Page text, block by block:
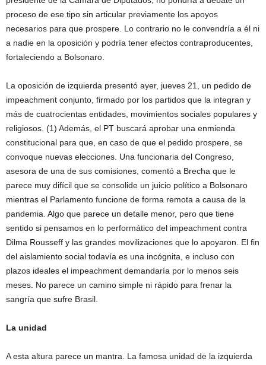
proceso de ese tipo sin articular previamente los apoyos
necesarios para que prospere. Lo contrario no le convendría a él ni
a nadie en la oposición y podría tener efectos contraproducentes,
fortaleciendo a Bolsonaro.
La oposición de izquierda presentó ayer, jueves 21, un pedido de
impeachment conjunto, firmado por los partidos que la integran y
más de cuatrocientas entidades, movimientos sociales populares y
religiosos. (1) Además, el PT buscará aprobar una enmienda
constitucional para que, en caso de que el pedido prospere, se
convoque nuevas elecciones. Una funcionaria del Congreso,
asesora de una de sus comisiones, comentó a Brecha que le
parece muy difícil que se consolide un juicio político a Bolsonaro
mientras el Parlamento funcione de forma remota a causa de la
pandemia. Algo que parece un detalle menor, pero que tiene
sentido si pensamos en lo performático del impeachment contra
Dilma Rousseff y las grandes movilizaciones que lo apoyaron. El fin
del aislamiento social todavía es una incógnita, e incluso con
plazos ideales el impeachment demandaría por lo menos seis
meses. No parece un camino simple ni rápido para frenar la
sangría que sufre Brasil.
La unidad
A esta altura parece un mantra. La famosa unidad de la izquierda